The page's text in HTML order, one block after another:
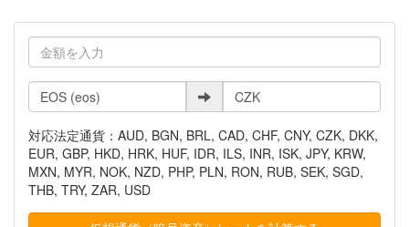
対応法定通貨：AUD, BGN, BRL, CAD, CHF, CNY, CZK, DKK,
EUR, GBP, HKD, HRK, HUF, IDR, ILS, INR, ISK, JPY, KRW,
MXN, MYR, NOK, NZD, PHP, PLN, RON, RUB, SEK, SGD,
THB, TRY, ZAR, USD